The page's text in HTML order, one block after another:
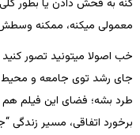
کنه به فحش دادن یا بطور
معمولی میکنه، ممکنه
خب اصولا میتونید تصور
جای رشد توی جامعه و محیط
طرد بشه؛ فضای این فیلم
برخورد اتفاقی، مسیر